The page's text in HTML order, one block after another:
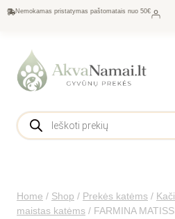
Nemokamas pristatymas paštomatais nuo 50€
Home / Shop / Prekės katėms /
maistas katėms / FARMINA